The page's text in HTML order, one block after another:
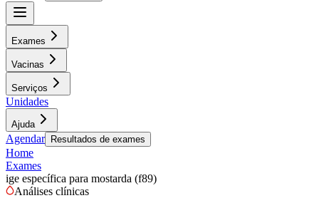
Exames
Vacinas
Serviços
Unidades
Ajuda
Agendar Resultados de exames
Home
Exames
ige específica para mostarda (f89)
Análises clínicas